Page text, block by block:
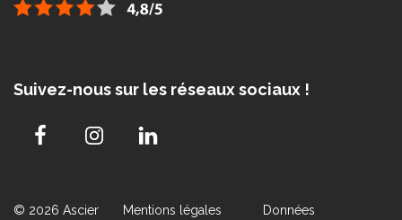
Suivez-nous sur les réseaux sociaux !
© 2026 Ascier Mentions légales
Données